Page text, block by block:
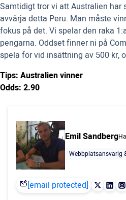
Samtidigt tror vi att Australien har
avvärja detta Peru. Man måste
fokus på det. Vi spelar den raka
pengarna. Oddset finner ni på
spela för vid insättning av 500 kr,
Tips: Australien vinner
Odds: 2.90
Emil Sandberg
Webbplatsansvarig
[email protected]